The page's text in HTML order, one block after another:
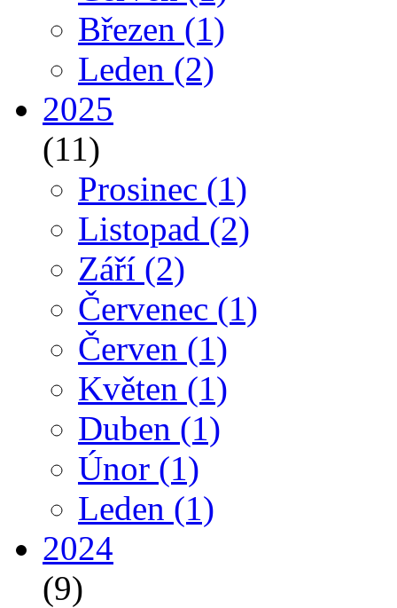
Březen (1)
Leden (2)
2025
(11)
Prosinec (1)
Listopad (2)
Září (2)
Červenec (1)
Červen (1)
Květen (1)
Duben (1)
Únor (1)
Leden (1)
2024
(9)